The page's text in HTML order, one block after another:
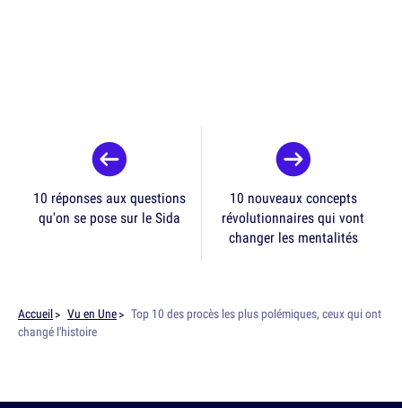
10 réponses aux questions
qu'on se pose sur le Sida
10 nouveaux concepts
révolutionnaires qui vont
changer les mentalités
Accueil Vu en Une
Top 10 des procès les plus polémiques, ceux qui ont
changé l'histoire